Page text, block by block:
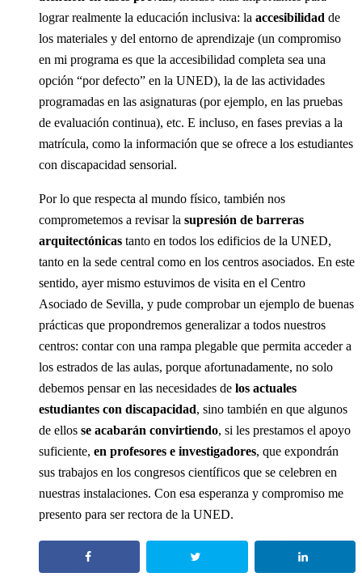
lograr realmente la educación inclusiva: la accesibilidad de
los materiales y del entorno de aprendizaje (un compromiso
en mi programa es que la accesibilidad completa sea una
opción “por defecto” en la UNED), la de las actividades
programadas en las asignaturas (por ejemplo, en las pruebas
de evaluación continua), etc. E incluso, en fases previas a la
matrícula, como la información que se ofrece a los estudiantes
con discapacidad sensorial.
Por lo que respecta al mundo físico, también nos
comprometemos a revisar la supresión de barreras
arquitectónicas tanto en todos los edificios de la UNED,
tanto en la sede central como en los centros asociados. En este
sentido, ayer mismo estuvimos de visita en el Centro
Asociado de Sevilla, y pude comprobar un ejemplo de buenas
prácticas que propondremos generalizar a todos nuestros
centros: contar con una rampa plegable que permita acceder a
los estrados de las aulas, porque afortunadamente, no solo
debemos pensar en las necesidades de los actuales
estudiantes con discapacidad, sino también en que algunos
de ellos se acabarán convirtiendo, si les prestamos el apoyo
suficiente, en profesores e investigadores, que expondrán
sus trabajos en los congresos científicos que se celebren en
nuestras instalaciones. Con esa esperanza y compromiso me
presento para ser rectora de la UNED.